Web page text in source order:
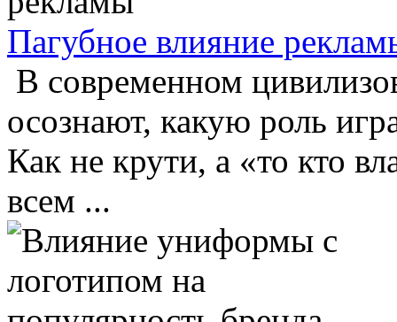
Пагубное влияние
В современном
осознают, какую роль
Как не крути, а «то кто
всем ...